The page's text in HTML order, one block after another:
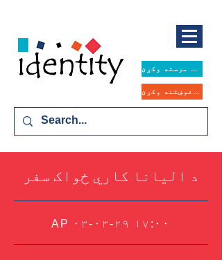
د الیانا کاري ځواک سفر
AP ۰۳-۰۳-۲۹ ۱۷:۰۰